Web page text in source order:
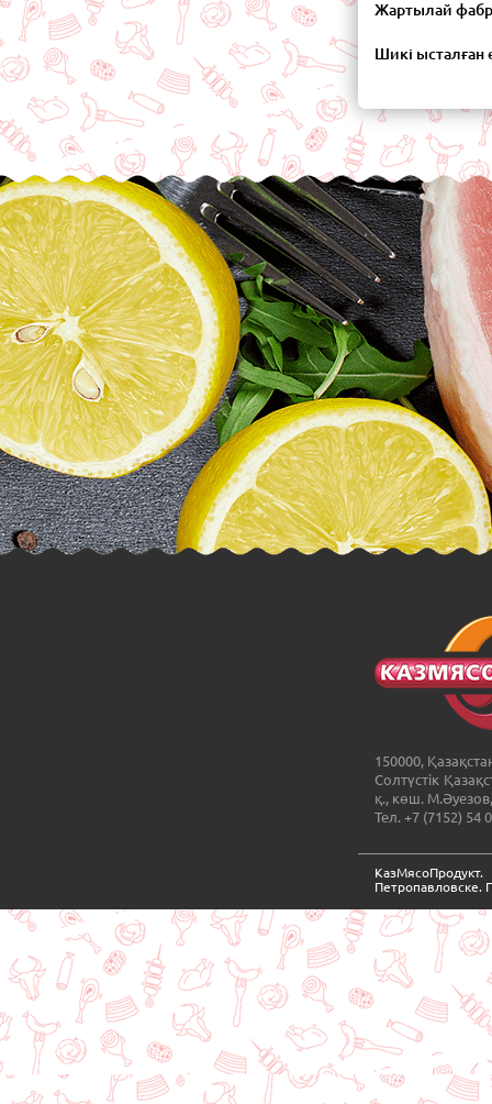
Жартылай
Шикі ысталған
150000,
Солтүстік
қ., көш.
Тел. +7 (7152) 54
Петропавловске.